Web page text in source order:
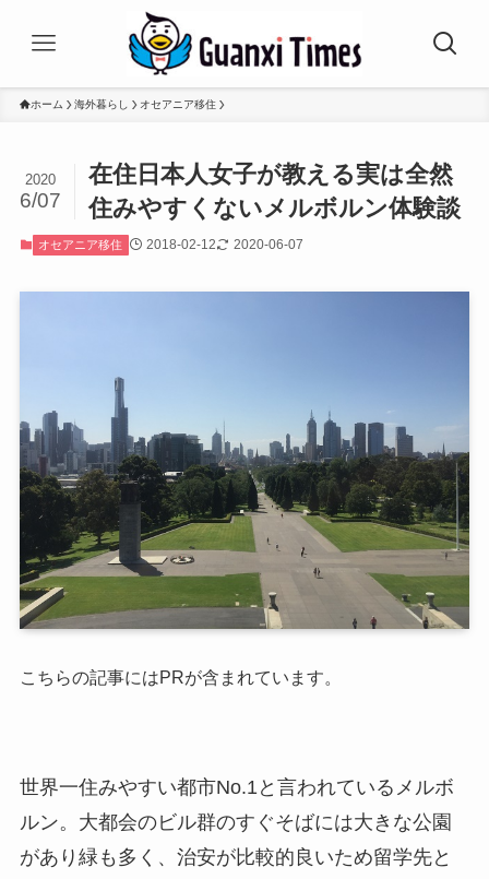
ホーム 海外暮らし オセアニア移住
在住日本人女子が教える実は全然
住みやすくないメルボルン体験談
2020
6/07
オセアニア移住 2018-02-12 2020-06-07
こちらの記事にはPRが含まれています。
世界一住みやすい都市No.1と言われているメルボ
ルン。大都会のビル群のすぐそばには大きな公園
があり緑も多く、治安が比較的良いため留学先と